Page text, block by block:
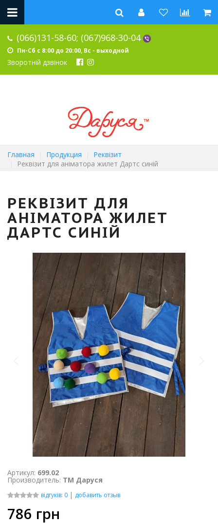
(066)131-58-60; (067)968-30-04
Пн-Сб с 8:00 до 20:00, Вс - выходной
Зворотній дзвінок
Главная Продукция
Реквізит
Реквізит для аніматора жилет Дартс синій
РЕКВІЗИТ ДЛЯ
АНІМАТОРА ЖИЛЕТ
ДАРТС СИНІЙ
Артикул: 699.02
Производитель: ТМ Даруся
відгуків: 0 | добавить отзыв
786 грн